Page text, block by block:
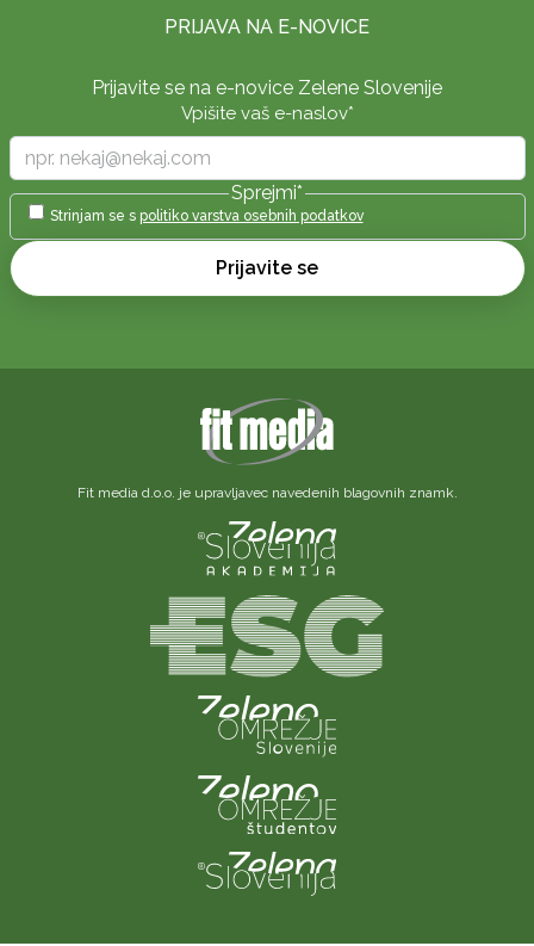
PRIJAVA NA E-NOVICE
Prijavite se na e-novice Zelene Slovenije
Vpišite vaš e-naslov*
Sprejmi*
Strinjam se s politiko varstva osebnih podatkov
Prijavite se
Fit media d.o.o. je upravljavec navedenih blagovnih znamk.